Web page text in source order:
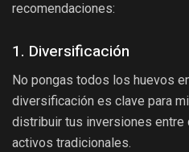
recomendaciones:
1. Diversificación
No pongas todos los huevos
diversificación es clave para
distribuir tus inversiones
activos tradicionales.